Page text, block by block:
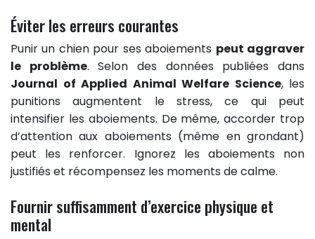
Éviter les erreurs courantes
Punir un chien pour ses aboiements peut aggraver
le problème. Selon des données publiées dans
Journal of Applied Animal Welfare Science, les
punitions augmentent le stress, ce qui peut
intensifier les aboiements. De même, accorder trop
d’attention aux aboiements (même en grondant)
peut les renforcer. Ignorez les aboiements non
justifiés et récompensez les moments de calme.
Fournir suffisamment d’exercice physique et
mental